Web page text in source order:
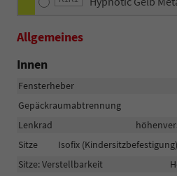
Allgemeines
Innen
Fensterheber
Gepäckraumabtrennung
Lenkrad
Sitze
Isofix
Sitze: Verstellbarkeit